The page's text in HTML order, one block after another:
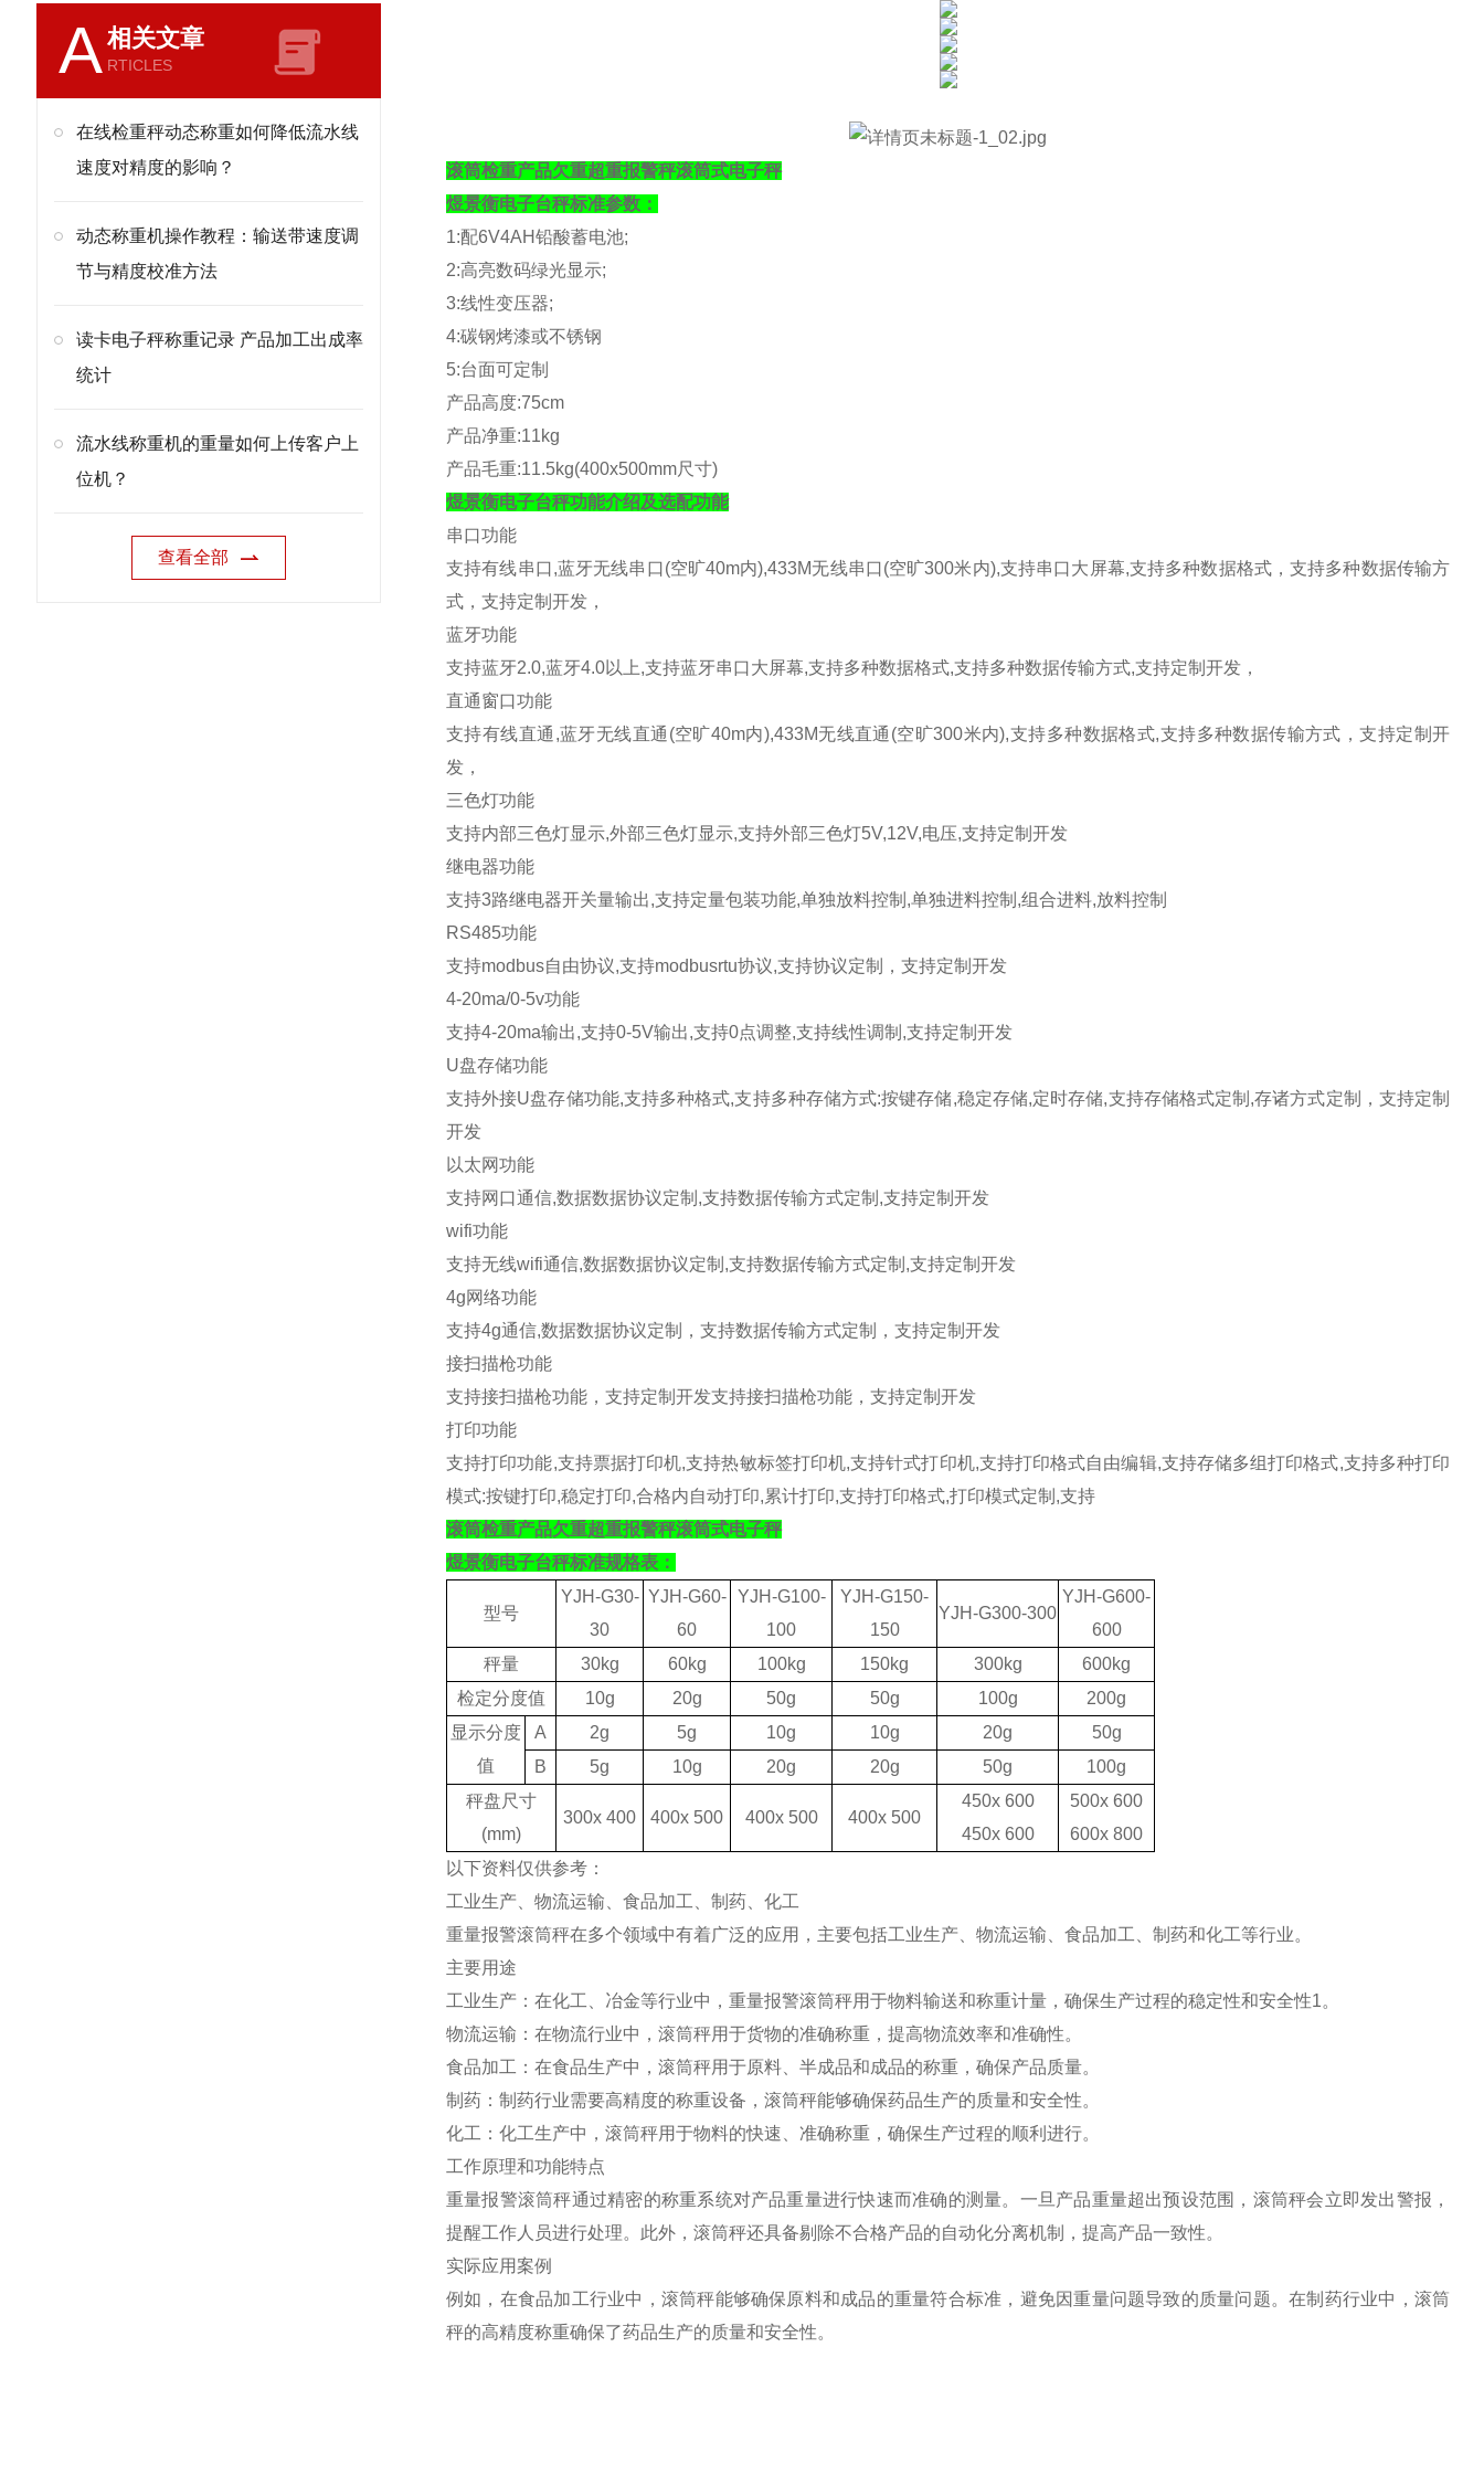
A相关文章
RTICLES
在线检重秤动态称重如何降低流水线
速度对精度的影响？
动态称重机操作教程：输送带速度调
节与精度校准方法
读卡电子秤称重记录 产品加工出成率
统计
流水线称重机的重量如何上传客户上
位机？
查看全部
滚筒检重产品欠重超重报警秤滚筒式电子秤
煜景衡电子台秤标准参数：
1:配6V4AH铅酸蓄电池;
2:高亮数码绿光显示;
3:线性变压器;
4:碳钢烤漆或不锈钢
5:台面可定制
产品高度:75cm
产品净重:11kg
产品毛重:11.5kg(400x500mm尺寸)
煜景衡电子台秤功能介绍及选配功能
串口功能
支持有线串口,蓝牙无线串口(空旷40m内),433M无线串口(空旷300米内),支持串口大屏幕,支持多种数据格式，支持多种数据传输方
式，支持定制开发，
蓝牙功能
支持蓝牙2.0,蓝牙4.0以上,支持蓝牙串口大屏幕,支持多种数据格式,支持多种数据传输方式,支持定制开发，
直通窗口功能
支持有线直通 ,蓝牙无线直通 (空旷40m内),433M无线直通 (空旷300米内),支持多种数据格式,支持多种数据传输方式，支持定制开
发，
三色灯功能
支持内部三色灯显示,外部三色灯显示,支持外部三色灯5V,12V,电压,支持定制开发
继电器功能
支持3路继电器开关量输出,支持定量包装功能,单独放料控制 ,单独进料控制 ,组合进料,放料控制
RS485功能
支持modbus自由协议,支持modbusrtu协议,支持协议定制，支持定制开发
4-20ma/0-5v功能
支持4-20ma输出,支持0-5V输出,支持0点调整,支持线性调制 ,支持定制开发
U盘存储功能
支持外接U盘存储功能,支持多种格式,支持多种存储方式:按键存储,稳定存储,定时存储,支持存储格式定制 ,存诸方式定制，支持定制
开发
以太网功能
支持网口通信,数据数据协议定制 ,支持数据传输方式定制 ,支持定制开发
wifi功能
支持无线wifi通信,数据数据协议定制 ,支持数据传输方式定制 ,支持定制开发
4g网络功能
支持4g通信,数据数据协议定制，支持数据传输方式定制，支持定制开发
接扫描枪功能
支持接扫描枪功能，支持定制开发支持接扫描枪功能，支持定制开发
打印功能
支持打印功能,支持票据打印机,支持热敏标签打印机,支持针式打印机,支持打印格式自由编辑,支持存储多组打印格式,支持多种打印
模式:按键打印,稳定打印,合格内自动打印,累计打印,支持打印格式,打印模式定制 ,支持
滚筒检重产品欠重超重报警秤滚筒式电子秤
煜景衡电子台秤标准规格表：
型号
YJH-G30-
30
YJH-G60-
60
YJH-G100-
100
YJH-G150-
150
YJH-G300-300
YJH-G600-
600
秤量
30kg 60kg 100kg 150kg 300kg
600kg
检定分度值
10g 20g 50g 50g 100g
200g
显示分度
值
A 2g 5g 10g 10g 20g
50g
B
5g 10g 20g 20g 50g
100g
秤盘尺寸
(mm)
300x 400 400x 500 400x 500 400x 500
450x 600
450x 600
500x 600
600x 800
以下资料仅供参考：
工业生产、物流运输、食品加工、制药、化工
‌重量报警滚筒秤在多个领域中有着广泛的应用，主要包括工业生产、物流运输、食品加工、制药和化工等行业。‌
主要用途
‌工业生产‌：在化工、冶金等行业中，重量报警滚筒秤用于物料输送和称重计量，确保生产过程的稳定性和安全性‌1。
‌物流运输‌：在物流行业中，滚筒秤用于货物的准确称重，提高物流效率和准确性‌。
‌食品加工‌：在食品生产中，滚筒秤用于原料、半成品和成品的称重，确保产品质量‌。
‌制药‌：制药行业需要高精度的称重设备，滚筒秤能够确保药品生产的质量和安全性‌。
‌化工‌：化工生产中，滚筒秤用于物料的快速、准确称重，确保生产过程的顺利进行‌。
工作原理和功能特点
重量报警滚筒秤通过精密的称重系统对产品重量进行快速而准确的测量。一旦产品重量超出预设范围，滚筒秤会立即发出警报，
提醒工作人员进行处理。此外，滚筒秤还具备剔除不合格产品的自动化分离机制，提高产品一致性‌。
实际应用案例
例如，在食品加工行业中，滚筒秤能够确保原料和成品的重量符合标准，避免因重量问题导致的质量问题。在制药行业中，滚筒
秤的高精度称重确保了药品生产的质量和安全性‌。